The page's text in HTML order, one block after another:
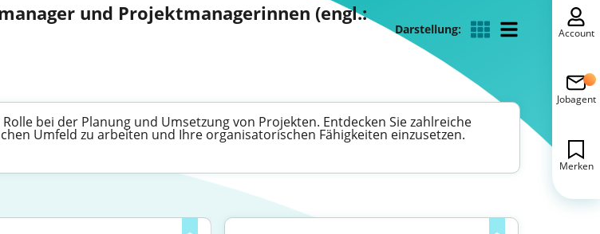
und Projektmanagerinnen (engl.:
Darstellung:
bei der Planung und Umsetzung von Projekten. Entdecken Sie zahlreiche
Umfeld zu arbeiten und Ihre organisatorischen Fähigkeiten einzusetzen.
Account
Jobagent
Merken